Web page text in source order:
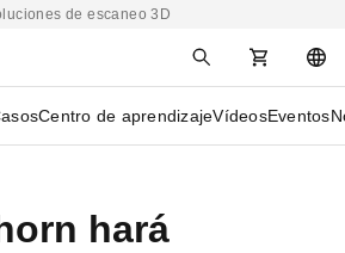
de escaneo 3D
Centro de aprendizajeVídeosEventos
hará